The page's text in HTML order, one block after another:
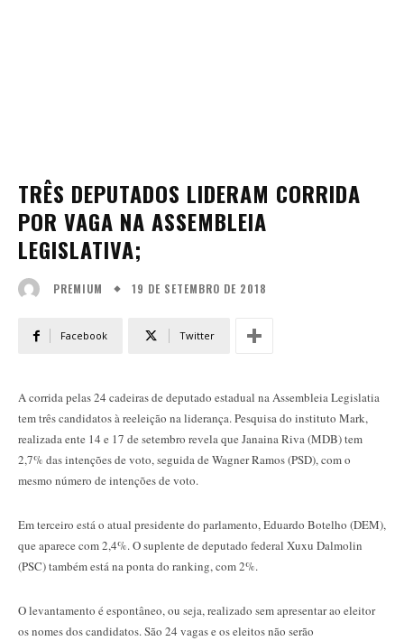
TRÊS DEPUTADOS LIDERAM CORRIDA
POR VAGA NA ASSEMBLEIA
LEGISLATIVA;
PREMIUM 19 DE SETEMBRO DE 2018
Facebook Twitter
A corrida pelas 24 cadeiras de deputado estadual na Assembleia Legislatia
tem três candidatos à reeleição na liderança. Pesquisa do instituto Mark,
realizada ente 14 e 17 de setembro revela que Janaina Riva (MDB) tem
2,7% das intenções de voto, seguida de Wagner Ramos (PSD), com o
mesmo número de intenções de voto.
Em terceiro está o atual presidente do parlamento, Eduardo Botelho (DEM),
que aparece com 2,4%. O suplente de deputado federal Xuxu Dalmolin
(PSC) também está na ponta do ranking, com 2%.
O levantamento é espontâneo, ou seja, realizado sem apresentar ao eleitor
os nomes dos candidatos. São 24 vagas e os eleitos não serão